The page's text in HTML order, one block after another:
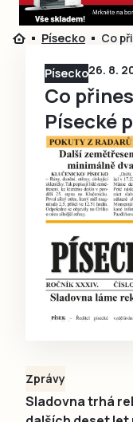
Ještě
Písecko Co
Písecko26. 8.
Co
Písecké
Zprávy
Sladovna trhá